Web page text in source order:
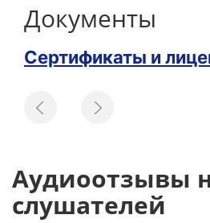
Документы
Сертификаты и
Аудиоотзывы
слушателей